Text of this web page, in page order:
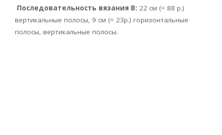
Последовательность вязания В: 22 см (= 88 р.)
вертикальные полосы, 9 см (= 23р.) горизонтальные
полосы, вертикальные полосы.